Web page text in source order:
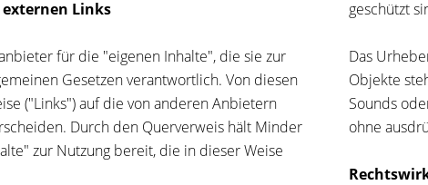
Links
für die "eigenen Inhalte", die sie zur
Gesetzen verantwortlich. Von diesen
("Links") auf die von anderen Anbietern
Durch den Querverweis hält Minder
zur Nutzung bereit, die in dieser Weise
geschützt
Das
Objekte
Sounds
ohne